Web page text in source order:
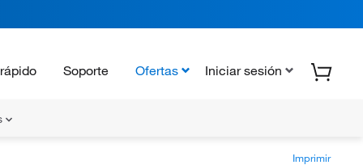
Soporte Ofertas Iniciar sesión
Imprimir